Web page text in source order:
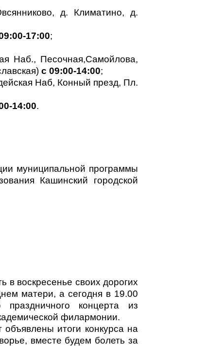
д. Климатино, д.
17:00;
Наб., Песочная,Самойлова,
с 09:00-14:00;
Наб, Конный презд, Пл.
14:00.
муниципальной программы
Кашинский городской
в воскресенье своих дорогих
матери, а сегодня в 19.00
праздничного концерта из
филармонии.
итоги конкурса на
вместе будем болеть за